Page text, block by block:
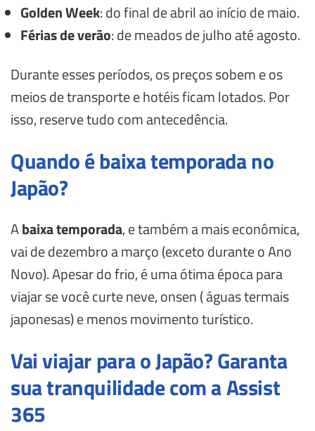
Golden Week: do final de abril ao início de maio.
Férias de verão: de meados de julho até agosto.
Durante esses períodos, os preços sobem e os
meios de transporte e hotéis ficam lotados. Por
isso, reserve tudo com antecedência.
Quando é baixa temporada no
Japão?
Abaixa temporada, e também a mais econômica,
vai de dezembro a março (exceto durante o Ano
Novo). Apesar do frio, é uma ótima época para
viajar se você curte neve, onsen ( águas termais
japonesas) e menos movimento turístico.
Vai viajar para o Japão? Garanta
sua tranquilidade com a Assist
365